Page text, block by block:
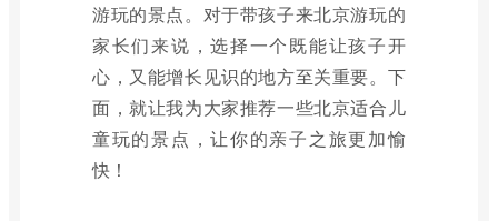
游玩的景点。对于带孩子来北京游玩的
家长们来说，选择一个既能让孩子开
心，又能增长见识的地方至关重要。下
面，就让我为大家推荐一些北京适合儿
童玩的景点，让你的亲子之旅更加愉
快！